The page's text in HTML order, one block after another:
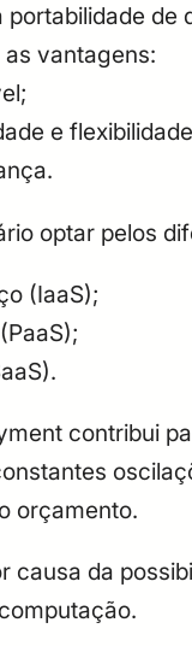
vantagens:
e
optar pelos
(IaaS);
contribui
orçamento.
causa da